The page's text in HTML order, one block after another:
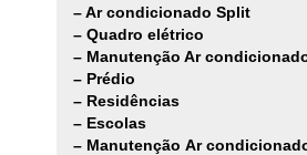
– Ar condicionado Split
– Quadro elétrico
– Manutenção Ar
– Prédio
– Residências
– Escolas
– Manutenção Ar